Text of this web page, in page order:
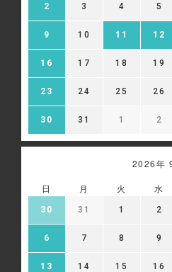
2 3 4 5
9 10 11 12
16 17 18 19
23 24 25 26
30 31 1 2
2026年
日 月 火 水
30 31 1 2
6 7 8 9
13 14 15 16